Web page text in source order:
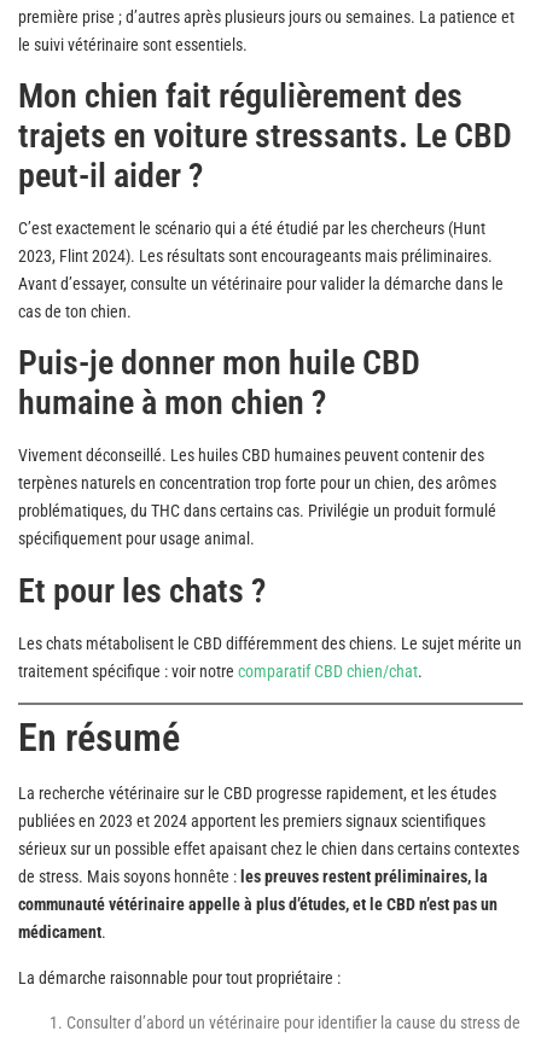
première prise ; d’autres après plusieurs jours ou semaines. La patience et
le suivi vétérinaire sont essentiels.
Mon chien fait régulièrement des
trajets en voiture stressants. Le CBD
peut-il aider ?
C’est exactement le scénario qui a été étudié par les chercheurs (Hunt
2023, Flint 2024). Les résultats sont encourageants mais préliminaires.
Avant d’essayer, consulte un vétérinaire pour valider la démarche dans le
cas de ton chien.
Puis-je donner mon huile CBD
humaine à mon chien ?
Vivement déconseillé. Les huiles CBD humaines peuvent contenir des
terpènes naturels en concentration trop forte pour un chien, des arômes
problématiques, du THC dans certains cas. Privilégie un produit formulé
spécifiquement pour usage animal.
Et pour les chats ?
Les chats métabolisent le CBD différemment des chiens. Le sujet mérite un
traitement spécifique : voir notre comparatif CBD chien/chat.
En résumé
La recherche vétérinaire sur le CBD progresse rapidement, et les études
publiées en 2023 et 2024 apportent les premiers signaux scientifiques
sérieux sur un possible effet apaisant chez le chien dans certains contextes
de stress. Mais soyons honnête : les preuves restent préliminaires, la
communauté vétérinaire appelle à plus d’études, et le CBD n’est pas un
médicament.
La démarche raisonnable pour tout propriétaire :
Consulter d’abord un vétérinaire pour identifier la cause du stress de